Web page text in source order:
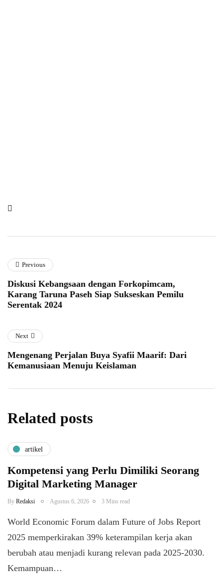
Previous
Diskusi Kebangsaan dengan Forkopimcam,
Karang Taruna Paseh Siap Sukseskan Pemilu
Serentak 2024
Next
Mengenang Perjalan Buya Syafii Maarif: Dari
Kemanusiaan Menuju Keislaman
Related posts
artikel
Kompetensi yang Perlu Dimiliki Seorang
Digital Marketing Manager
By Redaksi Agustus 6, 2026 3 Mins read
World Economic Forum dalam Future of Jobs Report
2025 memperkirakan 39% keterampilan kerja akan
berubah atau menjadi kurang relevan pada 2025-2030.
Kemampuan…